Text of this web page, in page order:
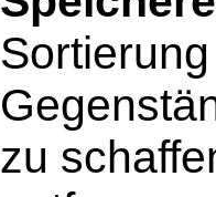
zu